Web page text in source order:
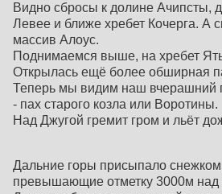
Видно сбросы к долине Ачипсты,
Левее и ближе хребет Кочерга. А
массив Алоус.
Поднимаемся выше, на хребет
Открылась ещё более обширная
Теперь мы видим наш вчерашний
- пах старого козла или Воротины.
Над Джугой гремит гром и льёт
Дальние горы присыпало
превышающие отметку 3000м над